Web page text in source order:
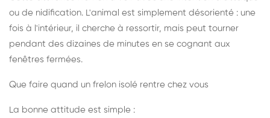
ou de nidification. L'animal est simplement désorienté : une
fois à l'intérieur, il cherche à ressortir, mais peut tourner
pendant des dizaines de minutes en se cognant aux
fenêtres fermées.
Que faire quand un frelon isolé rentre chez vous
La bonne attitude est simple :